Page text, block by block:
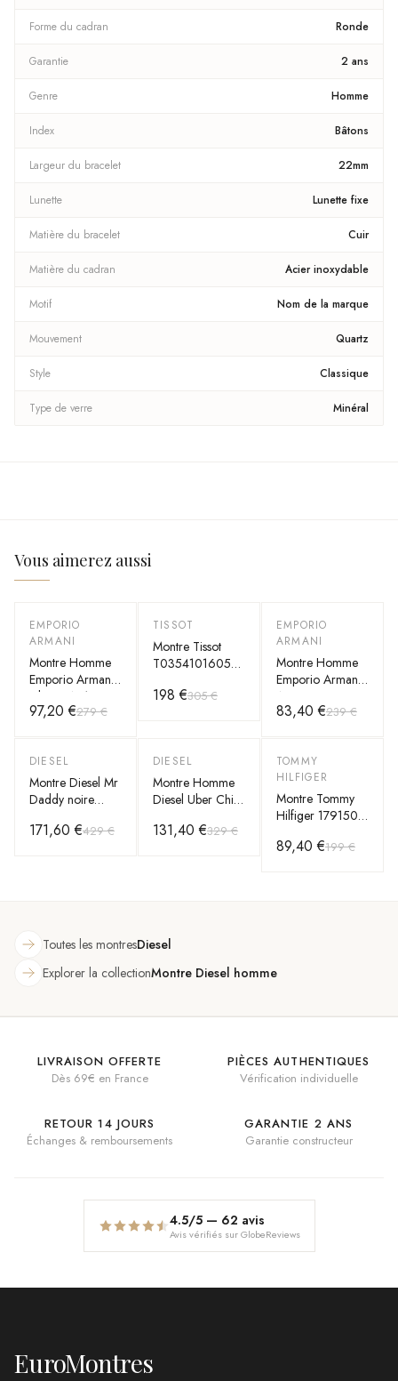
Forme du cadran Ronde
Garantie 2 ans
Genre Homme
Index Bâtons
Largeur du bracelet 22mm
Lunette Lunette fixe
Matière du bracelet Cuir
Matière du cadran Acier inoxydable
Motif Nom de la marque
Mouvement Quartz
Style Classique
Type de verre Minéral
Vous aimerez aussi
-65 %
EMPORIO
ARMANI
Montre Homme
Emporio Armani
Classic AR1733
Multifonction
97,20 €279 €
- 35%
TISSOT
Montre Tissot
T0354101605100
Cadran Noir et
198 €305 €
-65 %
EMPORIO
ARMANI
Montre Homme
Emporio Armani
AR0397
Chronographe en
83,40 €239 €
-60%
DIESEL
Montre Diesel Mr
Daddy noire
double fuseau
171,60 €429 €
-60%
DIESEL
Montre Homme
Diesel Uber Chief
Bracelet Cuir
131,40 €329 €
-55%
TOMMY
HILFIGER
Montre Tommy
Hilfiger 1791509
Argenté et
89,40 €199 €
Toutes les montresDiesel
Explorer la collectionMontre Diesel homme
LIVRAISON OFFERTE
Dès 69€ en France
PIÈCES AUTHENTIQUES
Vérification individuelle
RETOUR 14 JOURS
Échanges & remboursements
GARANTIE 2 ANS
Garantie constructeur
4.5/5 — 62 avis
Avis vérifiés sur GlobeReviews
EuroMontres